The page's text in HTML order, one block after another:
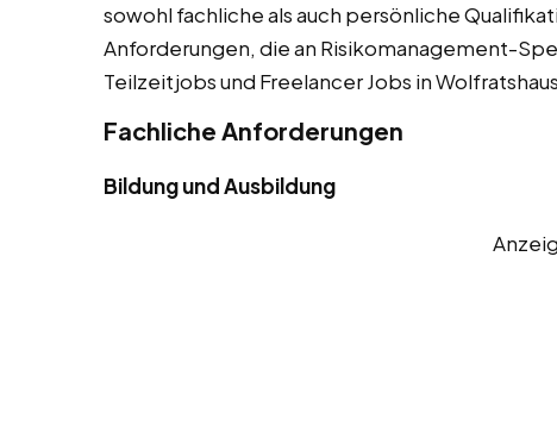
sowohl fachliche als auch persönliche
Anforderungen, die an Risikomanagement-
Teilzeitjobs und Freelancer Jobs in
Fachliche Anforderungen
Bildung und Ausbildung